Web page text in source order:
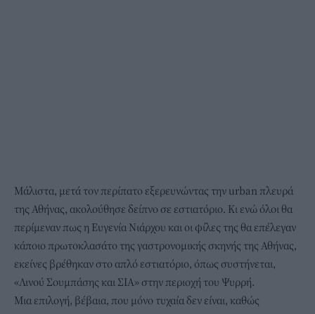
Μάλιστα, μετά τον περίπατο εξερευνώντας την urban πλευρά
της Αθήνας, ακολούθησε δείπνο σε εστιατόριο. Κι ενώ όλοι θα
περίμεναν πως η Ευγενία Νιάρχου και οι φίλες της θα επέλεγαν
κάποιο πρωτοκλασάτο της γαστρονομικής σκηνής της Αθήνας,
εκείνες βρέθηκαν στο απλό εστιατόριο, όπως συστήνεται,
«Λινού Σουμπάσης και ΣΙΑ» στην περιοχή του Ψυρρή.
Μια επιλογή, βέβαια, που μόνο τυχαία δεν είναι, καθώς